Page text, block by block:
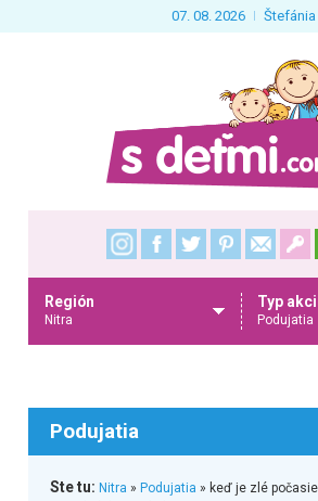
07. 08. 2026 Štefánia
Región
Nitra
Typ
Podujatia
Podujatia
Ste tu: Nitra » Podujatia » keď je zlé